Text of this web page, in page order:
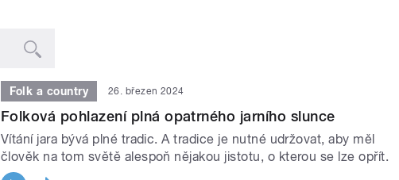
Folk a country 26. březen 2024
Folková pohlazení plná opatrného jarního slunce
Vítání jara bývá plné tradic. A tradice je nutné udržovat, aby měl
člověk na tom světě alespoň nějakou jistotu, o kterou se lze opřít.